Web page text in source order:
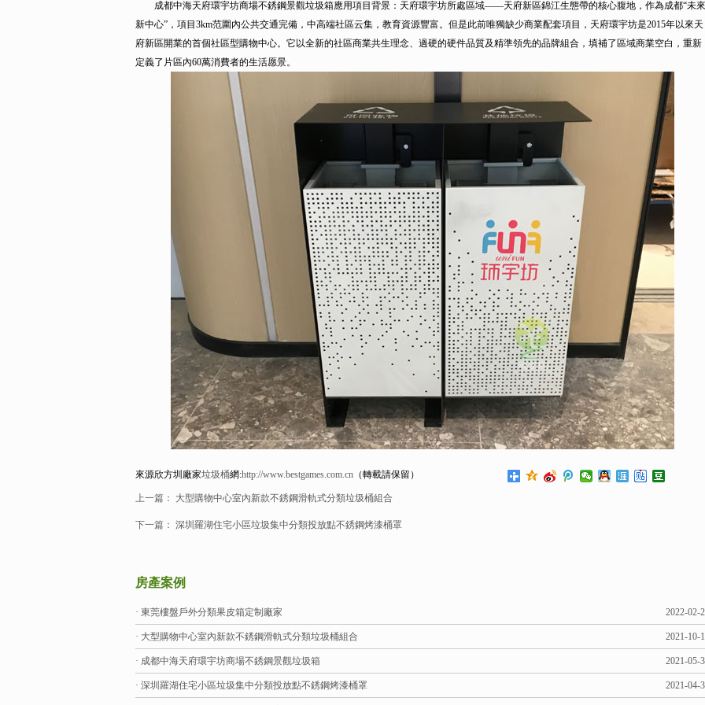
成都中海天府環宇坊商場不銹鋼景觀垃圾箱應用項目背景：天府環宇坊所處區域——天府新區錦江生態帶的核心腹地，作為成都“未
新中心”，項目3km范圍內公共交通完備，中高端社區云集，教育資源豐富。但是此前唯獨缺少商業配套項目，天府環宇坊是2015年以來天
府新區開業的首個社區型購物中心。它以全新的社區商業共生理念、過硬的硬件品質及精準領先的品牌組合，填補了區域商業空白，重新
定義了片區內60萬消費者的生活愿景。
來源欣方圳廠家垃圾桶網:http://www.bestgames.com.cn （轉載請保留）
上一篇： 大型購物中心室內新款不銹鋼滑軌式分類垃圾桶組合
下一篇： 深圳羅湖住宅小區垃圾集中分類投放點不銹鋼烤漆桶罩
房產案例
2022-02-
· 東莞樓盤戶外分類果皮箱定制廠家
2021-10-
· 大型購物中心室內新款不銹鋼滑軌式分類垃圾桶組合
2021-05-
· 成都中海天府環宇坊商場不銹鋼景觀垃圾箱
2021-04-
· 深圳羅湖住宅小區垃圾集中分類投放點不銹鋼烤漆桶罩